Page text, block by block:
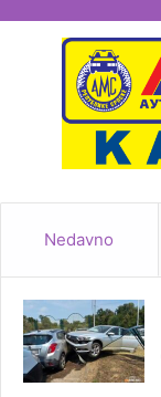
Nedavno